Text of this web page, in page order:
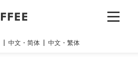
中文・简体 中文・繁体